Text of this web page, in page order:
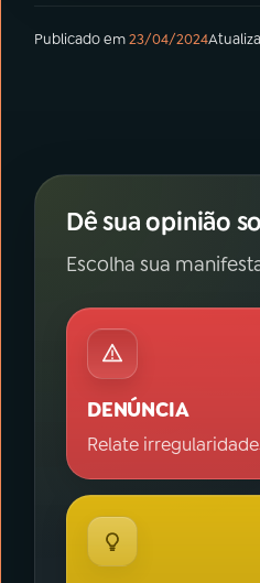
Publicado em23/04/2024
Dê sua opinião
Escolha sua
DENÚNCIA
Relate